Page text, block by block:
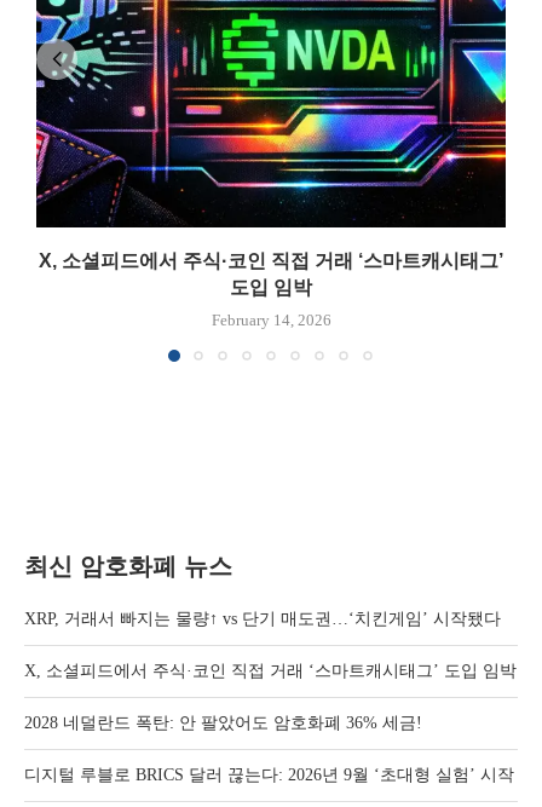
X, 소셜피드에서 주식·코인 직접 거래 ‘스마트캐시태그’
도입 임박
February 14, 2026
최신 암호화폐 뉴스
XRP, 거래서 빠지는 물량↑ vs 단기 매도권…‘치킨게임’ 시작됐다
X, 소셜피드에서 주식·코인 직접 거래 ‘스마트캐시태그’ 도입 임박
2028 네덜란드 폭탄: 안 팔았어도 암호화폐 36% 세금!
디지털 루블로 BRICS 달러 끊는다: 2026년 9월 ‘초대형 실험’ 시작